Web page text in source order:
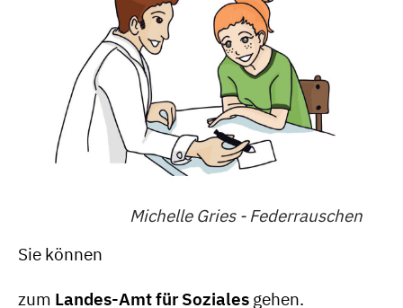
Michelle Gries - Federrauschen
Sie können
zum Landes-Amt für Soziales gehen.